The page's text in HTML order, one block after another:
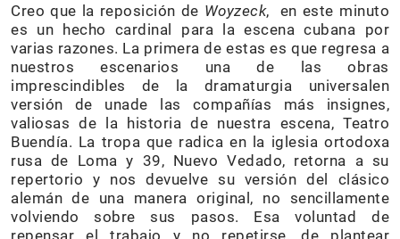
Creo que la reposición de Woyzeck, en este minuto
es un hecho cardinal para la escena cubana por
varias razones. La primera de estas es que regresa a
nuestros escenarios una de las obras
imprescindibles de la dramaturgia universalen
versión de unade las compañías más insignes,
valiosas de la historia de nuestra escena, Teatro
Buendía. La tropa que radica en la iglesia ortodoxa
rusa de Loma y 39, Nuevo Vedado, retorna a su
repertorio y nos devuelve su versión del clásico
alemán de una manera original, no sencillamente
volviendo sobre sus pasos. Esa voluntad de
repensar el trabajo y no repetirse, de plantear